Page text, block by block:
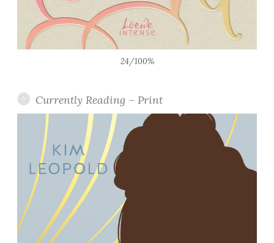
24/100%
Currently Reading – Print